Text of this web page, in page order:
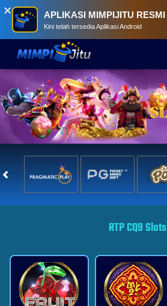
APLIKASI MIMPIJITU RESMI
Kini telah tersedia Aplikasi Android
✕
RTP CQ9 Slots